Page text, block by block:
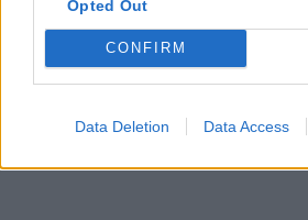
Opted Out
CONFIRM
Data Deletion Data Access